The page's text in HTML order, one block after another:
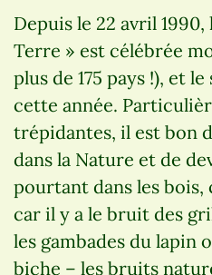
Depuis le 22 avril 1990,
Terre » est célébrée
plus de 175 pays !), et
cette année.
trépidantes, il est bon
dans la Nature et de
pourtant dans les bois,
car il y a le bruit des
les gambades du lapin
biche – les bruits